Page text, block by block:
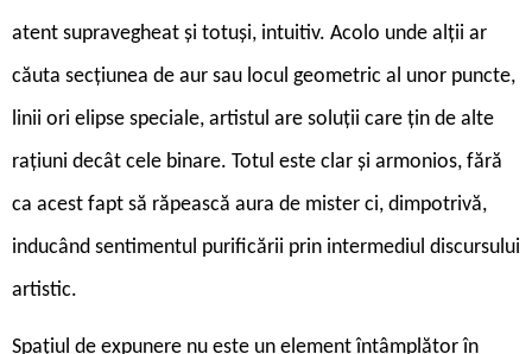
atent supravegheat și totuși, intuitiv. Acolo unde alții ar
căuta secțiunea de aur sau locul geometric al unor puncte,
linii ori elipse speciale, artistul are soluții care țin de alte
rațiuni decât cele binare. Totul este clar și armonios, fără
ca acest fapt să răpească aura de mister ci, dimpotrivă,
inducând sentimentul purificării prin intermediul discursului
artistic.
Spațiul de expunere nu este un element întâmplător în